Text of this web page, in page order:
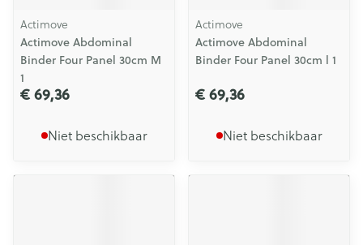
Actimove
Actimove Abdominal
Binder Four Panel 30cm M
1
€ 69,36
Niet beschikbaar
Actimove
Actimove Abdominal
Binder Four Panel 30cm l 1
€ 69,36
Niet beschikbaar